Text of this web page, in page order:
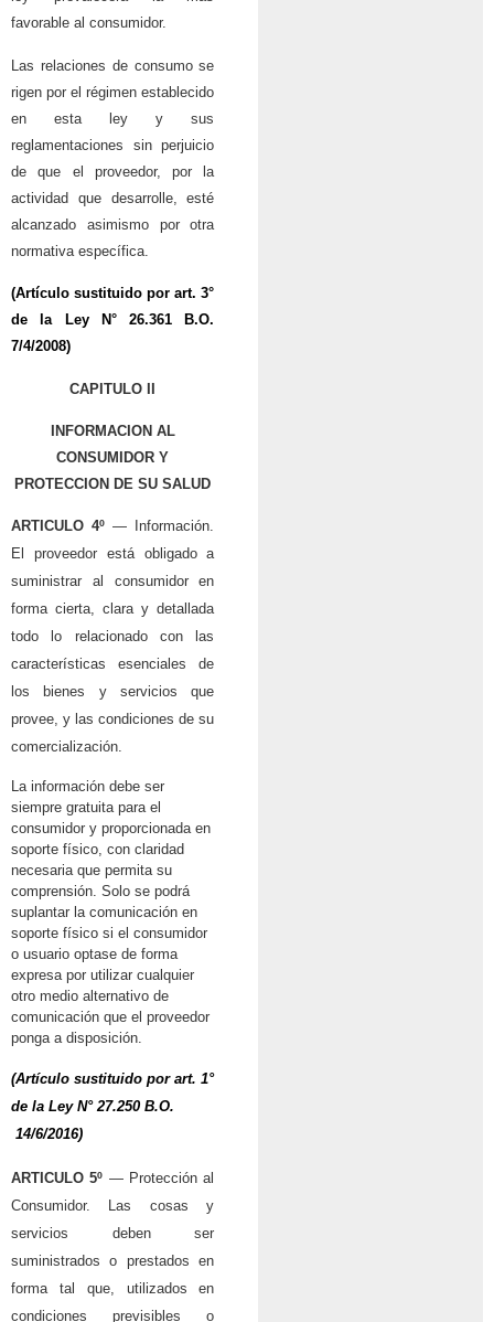
favorable al consumidor.
Las relaciones de consumo se
rigen por el régimen establecido
en esta ley y sus
reglamentaciones sin perjuicio
de que el proveedor, por la
actividad que desarrolle, esté
alcanzado asimismo por otra
normativa específica.
(Artículo sustituido por art. 3°
de la
Ley N° 26.361 B.O.
7/4/2008)
CAPITULO II
INFORMACION AL
CONSUMIDOR Y
PROTECCION DE SU SALUD
ARTICULO 4º — Información.
El proveedor está obligado a
suministrar al consumidor en
forma cierta, clara y detallada
todo lo relacionado con las
características esenciales de
los bienes y servicios que
provee, y las condiciones de su
comercialización.
La información debe ser
siempre gratuita para el
consumidor y proporcionada en
soporte físico, con claridad
necesaria que permita su
comprensión. Solo se podrá
suplantar la comunicación en
soporte físico si el consumidor
o usuario optase de forma
expresa por utilizar cualquier
otro medio alternativo de
comunicación que el proveedor
ponga a disposición.
(Artículo sustituido por art. 1°
de la Ley N° 27.250 B.O.
14/6/2016)
ARTICULO 5º — Protección al
Consumidor. Las cosas y
servicios deben ser
suministrados o prestados en
forma tal que, utilizados en
condiciones previsibles o